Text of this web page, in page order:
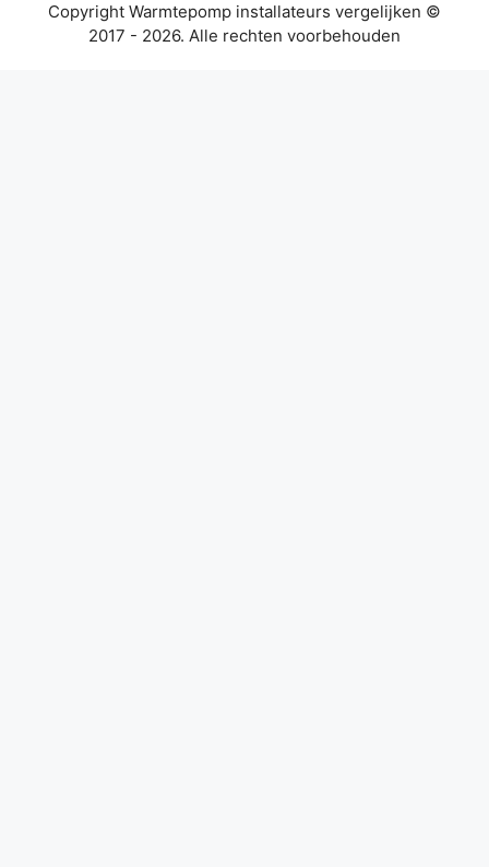
Copyright Warmtepomp installateurs vergelijken ©
2017 - 2026. Alle rechten voorbehouden